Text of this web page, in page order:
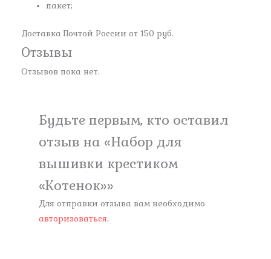
пакет;
Доставка Почтой России от 150 руб.
Отзывы
Отзывов пока нет.
Будьте первым, кто оставил
отзыв на «Набор для
вышивки крестиком
«Котенок»»
Для отправки отзыва вам необходимо
авторизоваться.